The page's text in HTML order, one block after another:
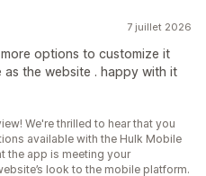
7 juillet 2026
options to customize it
as the website . happy with it
We're thrilled to hear that you
available with the Hulk Mobile
the app is meeting your
look to the mobile platform.